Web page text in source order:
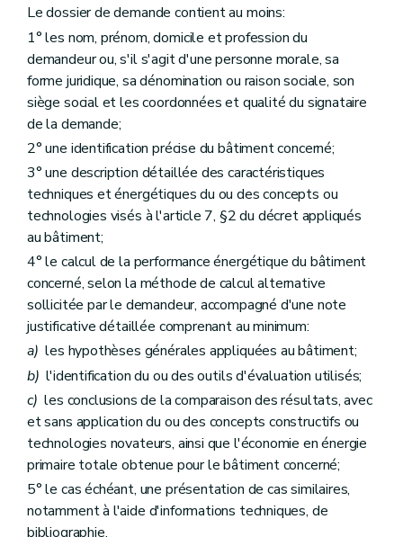
Le dossier de demande contient au moins:
1° les nom, prénom, domicile et profession du
demandeur ou, s'il s'agit d'une personne morale, sa
forme juridique, sa dénomination ou raison sociale, son
siège social et les coordonnées et qualité du signataire
de la demande;
2° une identification précise du bâtiment concerné;
3° une description détaillée des caractéristiques
techniques et énergétiques du ou des concepts ou
technologies visés à l'article 7, §2 du décret appliqués
au bâtiment;
4° le calcul de la performance énergétique du bâtiment
concerné, selon la méthode de calcul alternative
sollicitée par le demandeur, accompagné d'une note
justificative détaillée comprenant au minimum:
a) les hypothèses générales appliquées au bâtiment;
b) l'identification du ou des outils d'évaluation utilisés;
c) les conclusions de la comparaison des résultats, avec
et sans application du ou des concepts constructifs ou
technologies novateurs, ainsi que l'économie en énergie
primaire totale obtenue pour le bâtiment concerné;
5° le cas échéant, une présentation de cas similaires,
notamment à l'aide d'informations techniques, de
bibliographie.